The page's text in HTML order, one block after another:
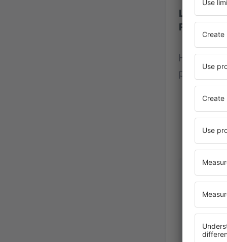
Letiště
Parra
Jan
Polen,